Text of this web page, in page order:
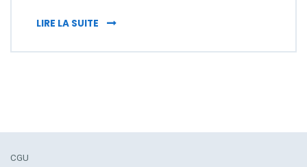
LIRE LA SUITE DALLE LED : SIGNALÉTIQUE LUMINEUSE
CGU